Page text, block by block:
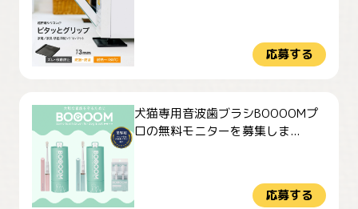
応募する
犬猫専用音波歯ブラシBOOOOMプ
ロの無料モニターを募集しま...
応募する